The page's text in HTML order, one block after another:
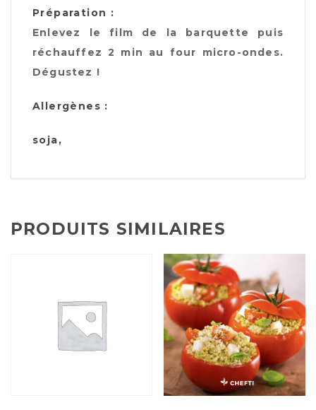
Préparation :
Enlevez le film de la barquette puis
réchauffez 2 min au four micro-ondes.
Dégustez !
Allergènes :
soja,
PRODUITS SIMILAIRES